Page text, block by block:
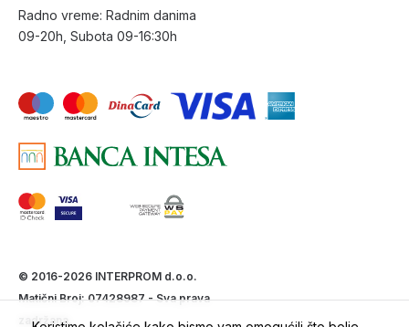
Radno vreme: Radnim danima
09-20h, Subota 09-16:30h
© 2016-2026 INTERPROM d.o.o.
Matični Broj: 07428987 - Sva prava
zadržana.